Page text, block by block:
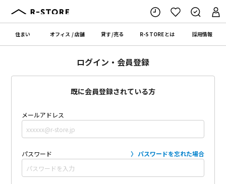
住まい オフィス /店舗 貸す/売る R-STOREとは 採用情報
ログイン・会員登録
既に会員登録されている方
メールアドレス
パスワード パスワードを忘れた場合